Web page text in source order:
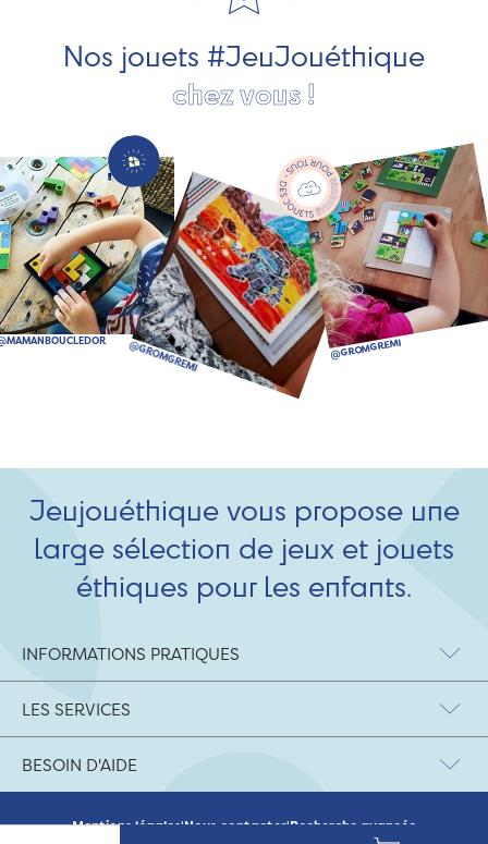
Nos jouets #JeuJouéthique
chez vous !
Jeujouéthique vous propose une
large sélection de jeux et jouets
éthiques pour les enfants.
INFORMATIONS PRATIQUES
LES SERVICES
BESOIN D'AIDE
Mentions légales|Nous contacter|Recherche avancée